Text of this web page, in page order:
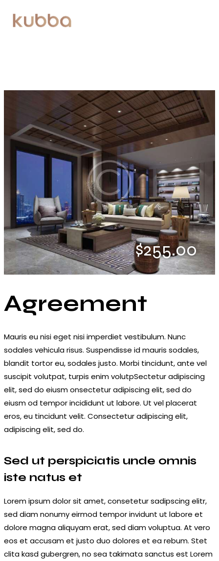
$255.00
Agreement
Mauris eu nisi eget nisi imperdiet vestibulum. Nunc
sodales vehicula risus. Suspendisse id mauris sodales,
blandit tortor eu, sodales justo. Morbi tincidunt, ante vel
suscipit volutpat, turpis enim volutpSectetur adipiscing
elit, sed do eiusm onsectetur adipiscing elit, sed do
eiusm od tempor incididunt ut labore. Ut vel placerat
eros, eu tincidunt velit. Consectetur adipiscing elit,
adipiscing elit, sed do.
Sed ut perspiciatis unde omnis
iste natus et
Lorem ipsum dolor sit amet, consetetur sadipscing elitr,
sed diam nonumy eirmod tempor invidunt ut labore et
dolore magna aliquyam erat, sed diam voluptua. At vero
eos et accusam et justo duo dolores et ea rebum. Stet
clita kasd gubergren, no sea takimata sanctus est Lorem